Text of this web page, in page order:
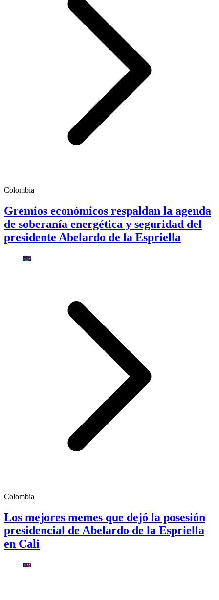
Colombia
Gremios económicos respaldan la agenda
de soberanía energética y seguridad del
presidente Abelardo de la Espriella
Colombia
Los mejores memes que dejó la posesión
presidencial de Abelardo de la Espriella
en Cali